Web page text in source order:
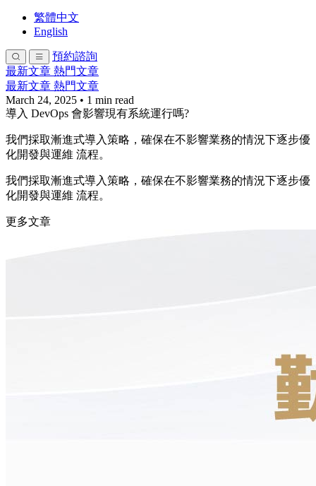
繁體中文
English
預約諮詢
最新文章 熱門文章
最新文章 熱門文章
March 24, 2025 • 1 min read
導入 DevOps 會影響現有系統運行嗎?
我們採取漸進式導入策略，確保在不影響業務的情況下逐步優
化開發與運維 流程。
我們採取漸進式導入策略，確保在不影響業務的情況下逐步優
化開發與運維 流程。
更多文章